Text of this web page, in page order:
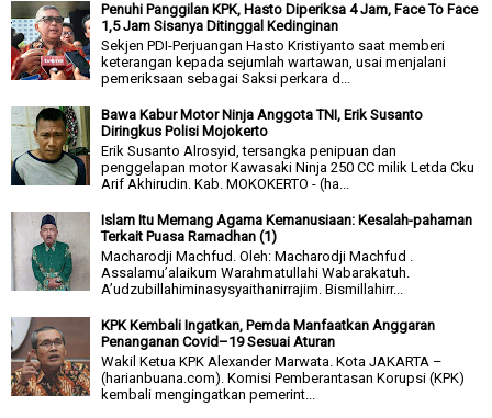
Penuhi Panggilan KPK, Hasto Diperiksa 4 Jam, Face To Face
1,5 Jam Sisanya Ditinggal Kedinginan
Sekjen PDI-Perjuangan Hasto Kristiyanto saat memberi
keterangan kepada sejumlah wartawan, usai menjalani
pemeriksaan sebagai Saksi perkara d...
Bawa Kabur Motor Ninja Anggota TNI, Erik Susanto
Diringkus Polisi Mojokerto
Erik Susanto Alrosyid, tersangka penipuan dan
penggelapan motor Kawasaki Ninja 250 CC milik Letda Cku
Arif Akhirudin. Kab. MOKOKERTO - (ha...
Islam Itu Memang Agama Kemanusiaan: Kesalah-pahaman
Terkait Puasa Ramadhan (1)
Macharodji Machfud. Oleh: Macharodji Machfud .
Assalamu’alaikum Warahmatullahi Wabarakatuh.
A’udzubillahiminasysyaithanirrajim. Bismillahirr...
KPK Kembali Ingatkan, Pemda Manfaatkan Anggaran
Penanganan Covid–19 Sesuai Aturan
Wakil Ketua KPK Alexander Marwata. Kota JAKARTA –
(harianbuana.com). Komisi Pemberantasan Korupsi (KPK)
kembali mengingatkan pemerint...